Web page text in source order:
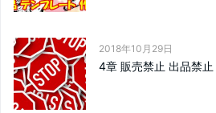
2018年10月29日
4章 販売禁止 出品禁